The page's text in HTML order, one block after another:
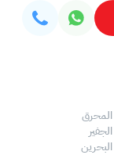
المحرق